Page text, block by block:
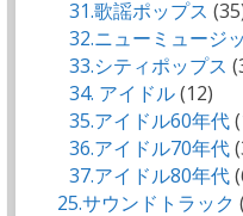
31.歌謡ポップス
32.ニューミュージ
33.シティポップス
34. アイドル(12)
35.アイドル60年代
36.アイドル70年代
37.アイドル80年代
25.サウンドトラック